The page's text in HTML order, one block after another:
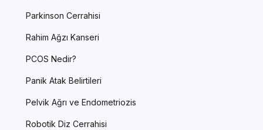
Parkinson Cerrahisi
Rahim Ağzı Kanseri
PCOS Nedir?
Panik Atak Belirtileri
Pelvik Ağrı ve Endometriozis
Robotik Diz Cerrahisi